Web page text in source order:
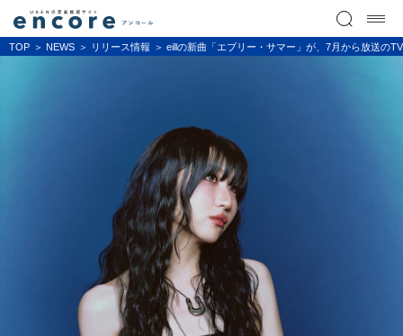
TOP NEWS リリース情報 eillの新曲「エブリー・サマー」が、7月から放送の